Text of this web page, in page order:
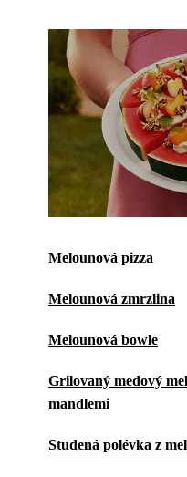
Melounová pizza
Melounová zmrzlina
Melounová bowle
Grilovaný medový
mandlemi
Studená polévka z